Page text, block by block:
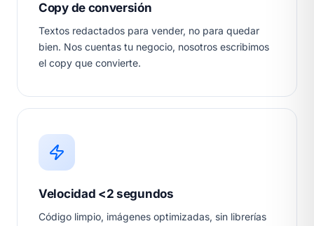
Copy de conversión
Textos redactados para vender, no para quedar
bien. Nos cuentas tu negocio, nosotros escribimos
el copy que convierte.
Velocidad <2 segundos
Código limpio, imágenes optimizadas, sin librerías